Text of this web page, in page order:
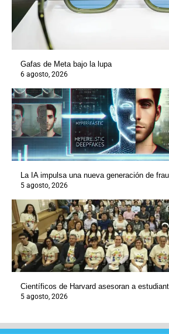
Gafas de Meta bajo la lupa
6 agosto, 2026
La IA impulsa una nueva generación de
5 agosto, 2026
Científicos de Harvard asesoran a
5 agosto, 2026